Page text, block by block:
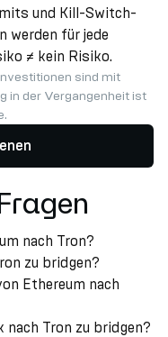
und Kill-Switch-
werden für jede
≠ kein Risiko.
sind mit
in der Vergangenheit ist
nach Tron?
zu bridgen?
Ethereum nach
nach Tron zu bridgen?